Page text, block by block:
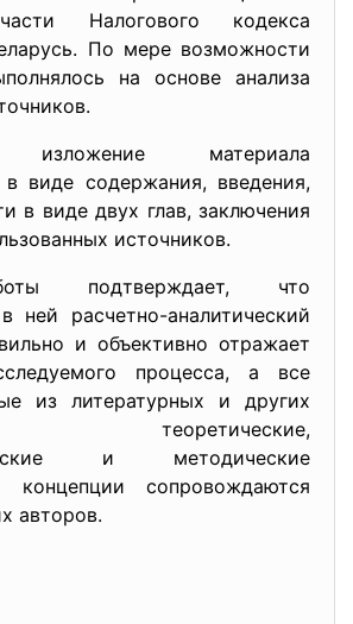
Налогового кодекса
По мере возможности
на основе анализа
изложение материала
в виде содержания, введения,
в виде двух глав, заключения
источников.
подтверждает, что
ней расчетно-аналитический
и объективно отражает
процесса, а все
из литературных и других
теоретические,
и методические
сопровождаются
авторов.